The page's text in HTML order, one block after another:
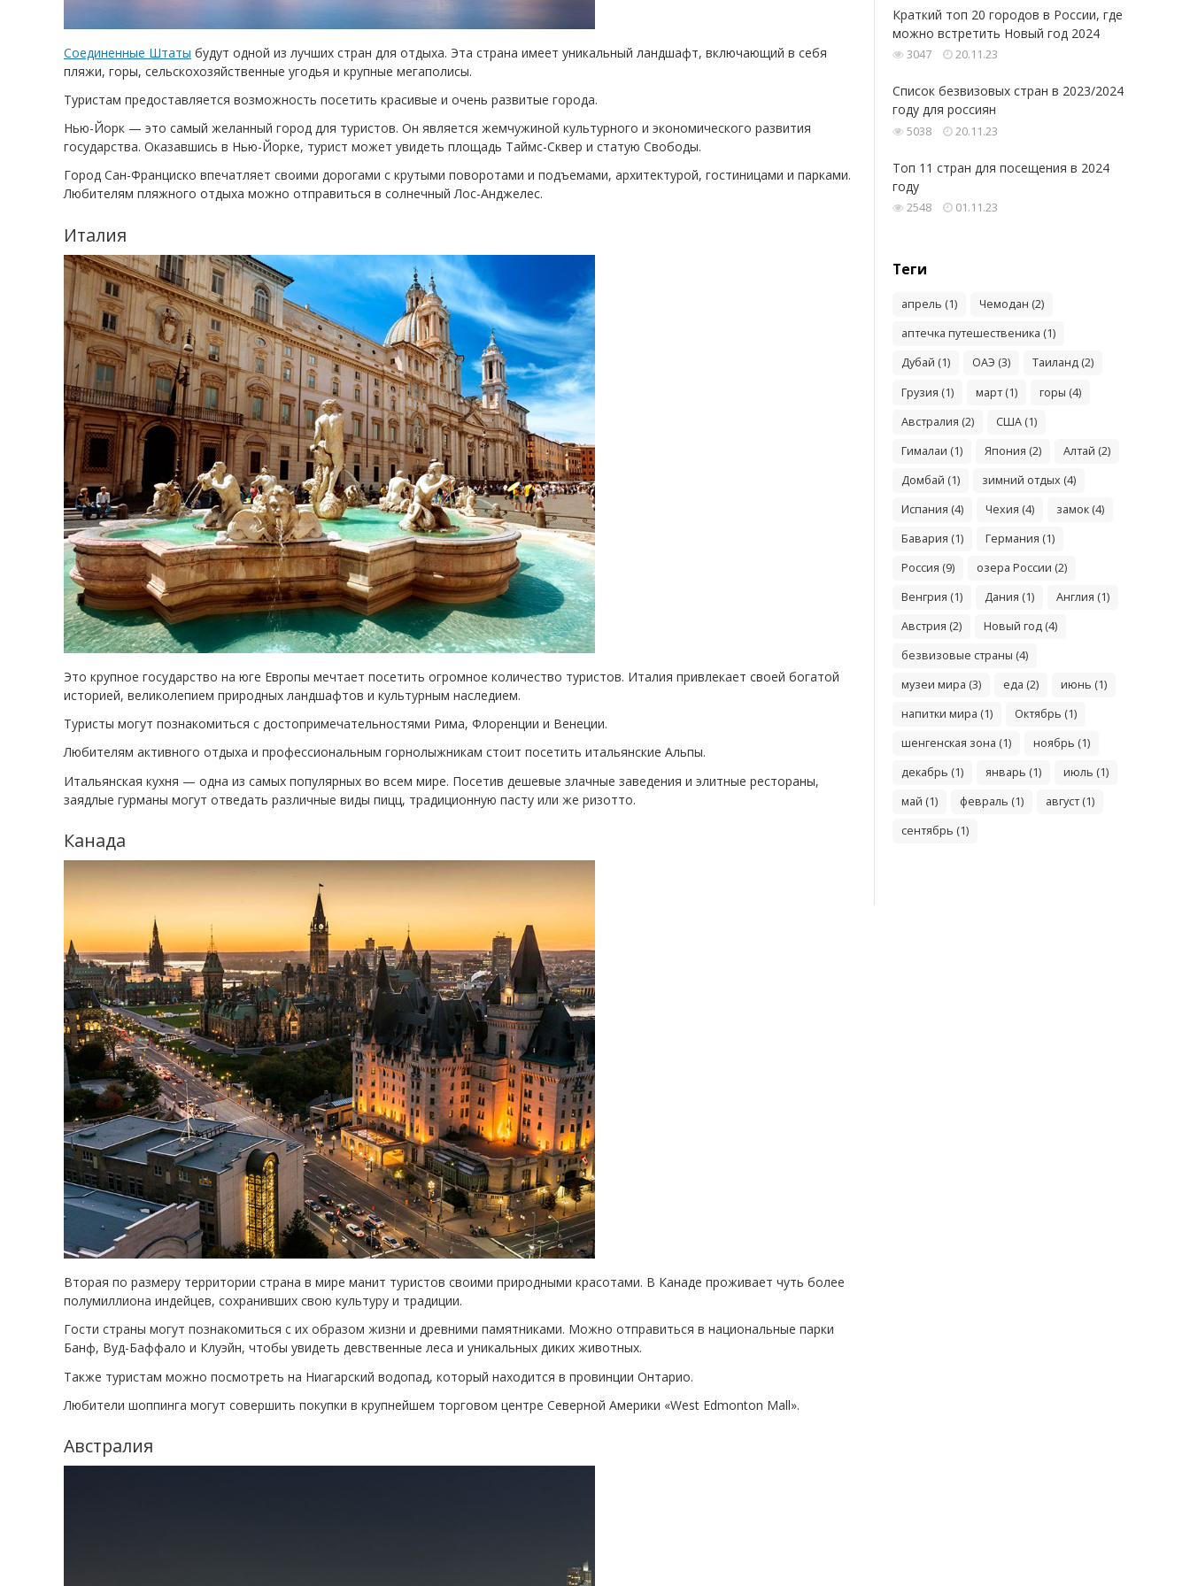
Соединенные Штаты будут одной из лучших стран для отдыха. Эта страна имеет уникальный ландшафт, включающий в себя
пляжи, горы, сельскохозяйственные угодья и крупные мегаполисы.
Туристам предоставляется возможность посетить красивые и очень развитые города.
Нью-Йорк — это самый желанный город для туристов. Он является жемчужиной культурного и экономического развития
государства. Оказавшись в Нью-Йорке, турист может увидеть площадь Таймс-Сквер и статую Свободы.
Город Сан-Франциско впечатляет своими дорогами с крутыми поворотами и подъемами, архитектурой, гостиницами и парками.
Любителям пляжного отдыха можно отправиться в солнечный Лос-Анджелес.
Италия
Это крупное государство на юге Европы мечтает посетить огромное количество туристов. Италия привлекает своей богатой
историей, великолепием природных ландшафтов и культурным наследием.
Туристы могут познакомиться с достопримечательностями Рима, Флоренции и Венеции.
Любителям активного отдыха и профессиональным горнолыжникам стоит посетить итальянские Альпы.
Итальянская кухня — одна из самых популярных во всем мире. Посетив дешевые злачные заведения и элитные рестораны,
заядлые гурманы могут отведать различные виды пицц, традиционную пасту или же ризотто.
Канада
Вторая по размеру территории страна в мире манит туристов своими природными красотами. В Канаде проживает чуть более
полумиллиона индейцев, сохранивших свою культуру и традиции.
Гости страны могут познакомиться с их образом жизни и древними памятниками. Можно отправиться в национальные парки
Банф, Вуд-Баффало и Клуэйн, чтобы увидеть девственные леса и уникальных диких животных.
Также туристам можно посмотреть на Ниагарский водопад, который находится в провинции Онтарио.
Любители шоппинга могут совершить покупки в крупнейшем торговом центре Северной Америки «West Edmonton Mall».
Австралия
Краткий топ 20 городов в России, где
можно встретить Новый год 2024
3047 20.11.23
Список безвизовых стран в 2023/2024
году для россиян
5038 20.11.23
Топ 11 стран для посещения в 2024
году
2548 01.11.23
Теги
апрель (1)
Чемодан (2)
аптечка путешественика (1)
Дубай (1)
ОАЭ (3)
Таиланд (2)
Грузия (1)
март (1)
горы (4)
Австралия (2)
США (1)
Гималаи (1)
Япония (2)
Алтай (2)
Домбай (1)
зимний отдых (4)
Испания (4)
Чехия (4)
замок (4)
Бавария (1)
Германия (1)
Россия (9)
озера России (2)
Венгрия (1)
Дания (1)
Англия (1)
Австрия (2)
Новый год (4)
безвизовые страны (4)
музеи мира (3)
еда (2)
июнь (1)
напитки мира (1)
Октябрь (1)
шенгенская зона (1)
ноябрь (1)
декабрь (1)
январь (1)
июль (1)
май (1)
февраль (1)
август (1)
сентябрь (1)